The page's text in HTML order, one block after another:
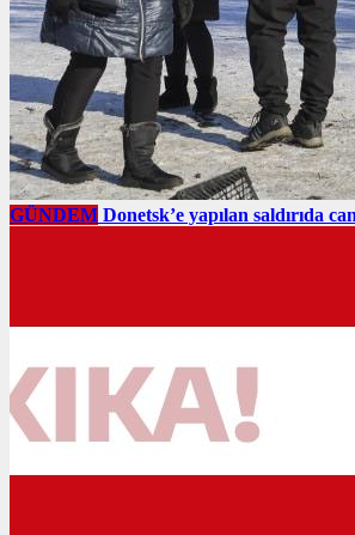
GÜNDEM Donetsk’e yapılan saldırıda